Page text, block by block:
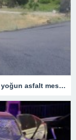
Hakkari Belediyesi’nden kent genelinde yoğun asfalt mesaisi